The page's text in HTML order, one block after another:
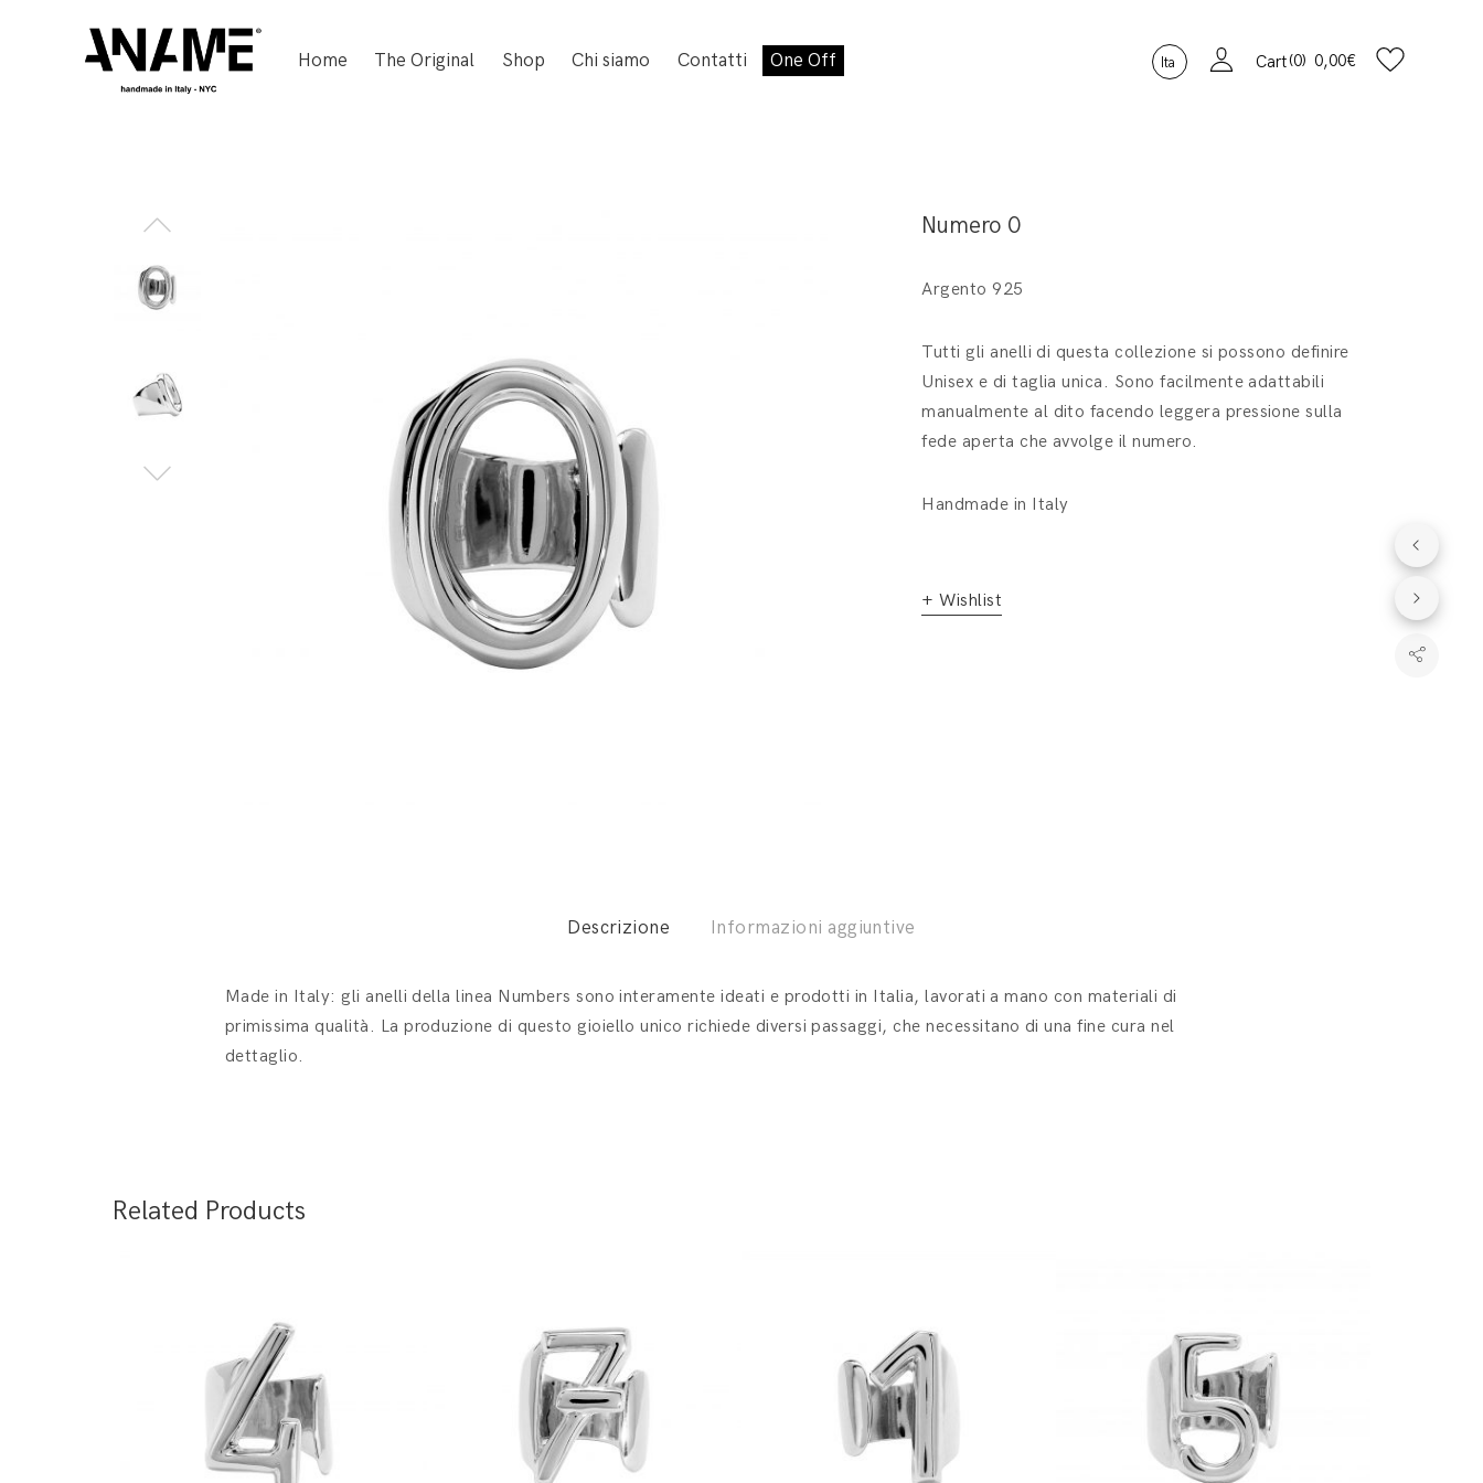
Home The Original Shop Chi siamo Contatti One Off Ita Cart 0 0,00€
Numero 0
Argento 925
Tutti gli anelli di questa collezione si possono definire
Unisex e di taglia unica. Sono facilmente adattabili
manualmente al dito facendo leggera pressione sulla
fede aperta che avvolge il numero.
Handmade in Italy
+ Wishlist
Descrizione Informazioni aggiuntive
Made in Italy: gli anelli della linea Numbers sono interamente ideati e prodotti in Italia, lavorati a mano con materiali di
primissima qualità. La produzione di questo gioiello unico richiede diversi passaggi, che necessitano di una fine cura nel
dettaglio.
Related Products